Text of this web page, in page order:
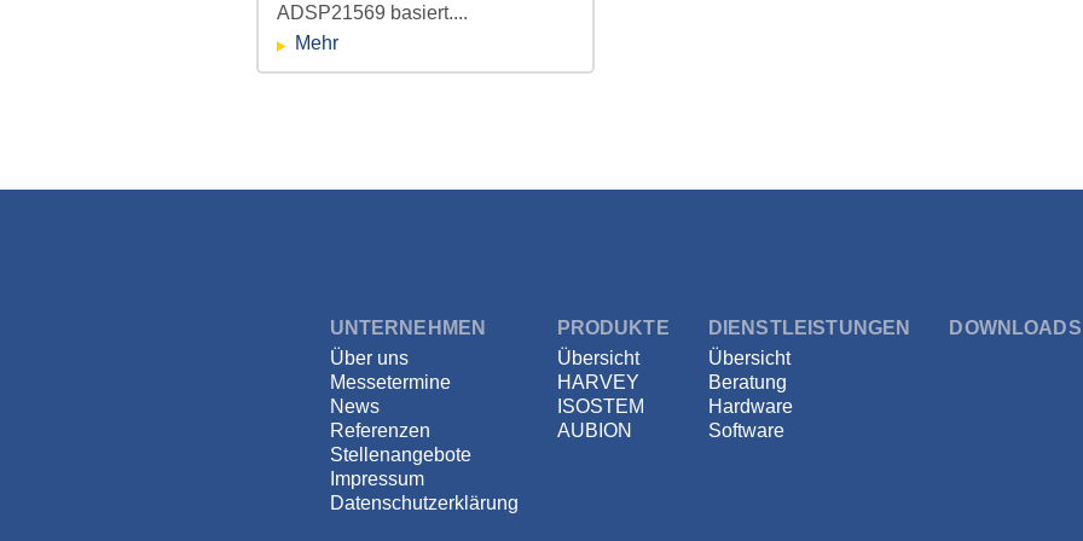
Licht aus, Ton an –
optimaler Sound für alle Zuhörer.
ADSP21569 basiert....
Mehr
UNTERNEHMEN
Über uns
Messetermine
News
Referenzen
Stellenangebote
Impressum
Datenschutzerklärung
PRODUKTE
Übersicht
HARVEY
ISOSTEM
AUBION
DIENSTLEISTUNGEN
Übersicht
Beratung
Hardware
Software
DOWNLOADS
↑